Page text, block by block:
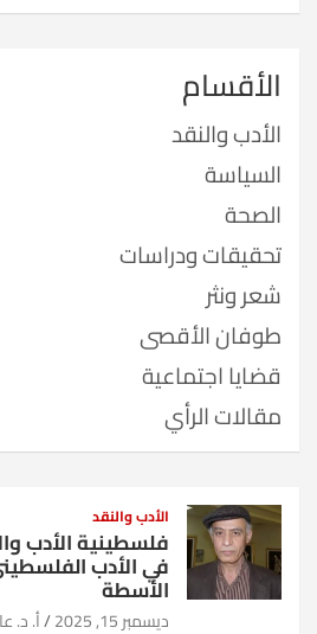
الأقسام
الأدب والنقد
السياسة
الصحة
تحقيقات ودراسات
شعر ونثر
طوفان الأقصى
قضايا اجتماعية
مقالات الرأي
الأدب والنقد
فلسطينية الأدب
في الأدب
الأسطة
ديسمبر 15, 2025 أ. د.